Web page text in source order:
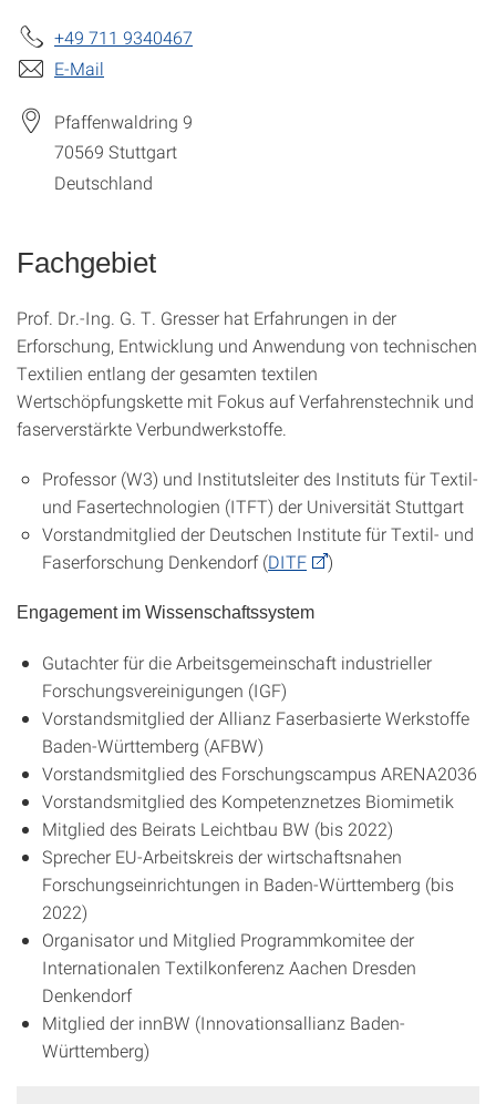
+49 711 9340467
E-Mail
Pfaffenwaldring 9
70569 Stuttgart
Deutschland
Fachgebiet
Prof. Dr.-Ing. G. T. Gresser hat Erfahrungen in der
Erforschung, Entwicklung und Anwendung von technischen
Textilien entlang der gesamten textilen
Wertschöpfungskette mit Fokus auf Verfahrenstechnik und
faserverstärkte Verbundwerkstoffe.
Professor (W3) und Institutsleiter des Instituts für Textil-
und Fasertechnologien (ITFT) der Universität Stuttgart
Vorstandmitglied der Deutschen Institute für Textil- und
Faserforschung Denkendorf (DITF )
Engagement im Wissenschaftssystem
Gutachter für die Arbeitsgemeinschaft industrieller
Forschungsvereinigungen (IGF)
Vorstandsmitglied der Allianz Faserbasierte Werkstoffe
Baden-Württemberg (AFBW)
Vorstandsmitglied des Forschungscampus ARENA2036
Vorstandsmitglied des Kompetenznetzes Biomimetik
Mitglied des Beirats Leichtbau BW (bis 2022)
Sprecher EU-Arbeitskreis der wirtschaftsnahen
Forschungseinrichtungen in Baden-Württemberg (bis
2022)
Organisator und Mitglied Programmkomitee der
Internationalen Textilkonferenz Aachen Dresden
Denkendorf
Mitglied der innBW (Innovationsallianz Baden-
Württemberg)